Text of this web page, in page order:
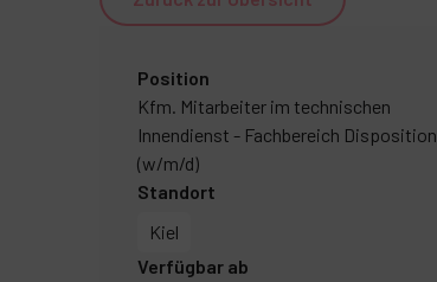
Position
Kfm. Mitarbeiter im technischen
Innendienst - Fachbereich Disposition
(w/m/d)
Standort
Kiel
Verfügbar ab